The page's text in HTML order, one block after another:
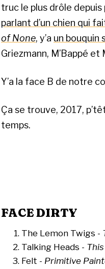
truc le plus drôle
parlant d’un chien qui
of None, y’a un bouquin
Griezmann, M’Bappé
Y’a la face B de notre
Ça se trouve, 2017,
temps.
FACE DIRTY
The Lemon Twigs -
Talking Heads -
Felt - Primitive